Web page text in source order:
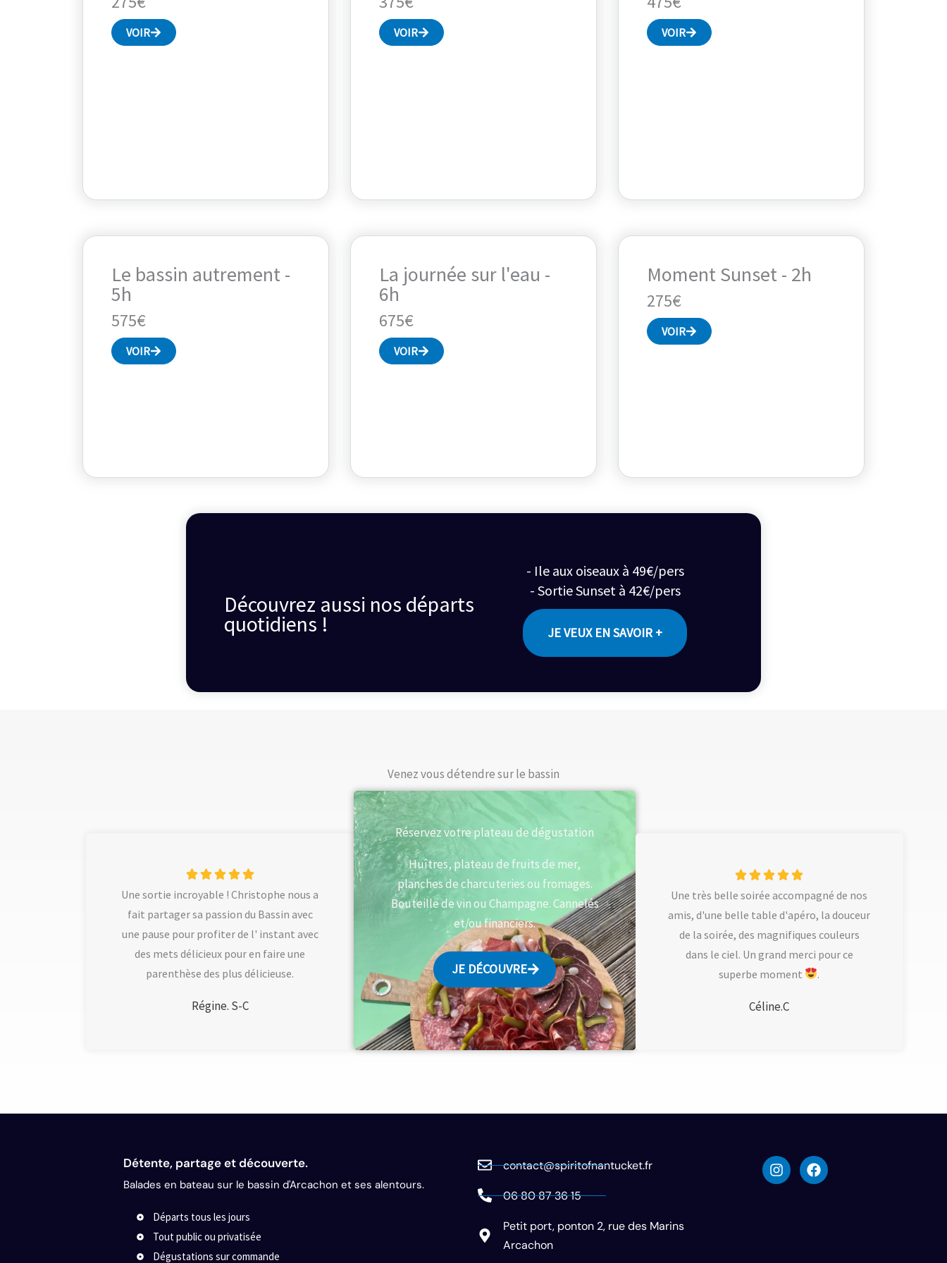
VOIR VOIR VOIR
Le bassin autrement -
5h
575€
VOIR
La journée sur l'eau -
6h
675€
VOIR
Moment Sunset - 2h
275€
VOIR
Découvrez aussi nos départs
quotidiens !
- Ile aux oiseaux à 49€/pers
- Sortie Sunset à 42€/pers
JE VEUX EN SAVOIR +
Venez vous détendre sur le bassin
N
o
t
é
5
s
Une sortie incroyable ! Christophe nous a
fait partager sa passion du Bassin avec
une pause pour profiter de l' instant avec
des mets délicieux pour en faire une
parenthèse des plus délicieuse.
Régine. S-C
Réservez votre plateau de dégustation
Huîtres, plateau de fruits de mer,
planches de charcuteries ou fromages.
Bouteille de vin ou Champagne. Cannelés
et/ou financiers.
JE DÉCOUVRE
N
o
t
é
5
s
Une très belle soirée accompagné de nos
amis, d'une belle table d'apéro, la douceur
de la soirée, des magnifiques couleurs
dans le ciel. Un grand merci pour ce
superbe moment
.
Céline.C
Détente, partage et découverte.
Balades en bateau sur le bassin d'Arcachon et ses alentours.
Départs tous les jours
Tout public ou privatisée
Dégustations sur commande
contact@spiritofnantucket.fr
06 80 87 36 15
Petit port, ponton 2, rue des Marins
Arcachon
I
n
s
F
a
c